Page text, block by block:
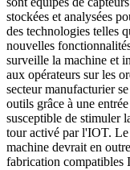
stockées et analysées
des technologies telles
nouvelles
surveille la machine et
aux opérateurs sur les
secteur manufacturier
outils grâce à une
susceptible de stimuler
tour activé par l'IOT.
machine devrait en
fabrication compatibles